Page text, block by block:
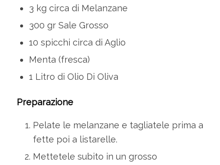
3 kg circa di Melanzane
300 gr Sale Grosso
10 spicchi circa di Aglio
Menta (fresca)
1 Litro di Olio Di Oliva
Preparazione
Pelate le melanzane e tagliatele prima a
fette poi a listarelle.
Mettetele subito in un grosso